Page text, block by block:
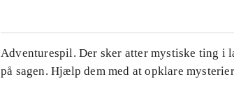
Adventurespil. Der sker atter mystiske ting i
på sagen. Hjælp dem med at opklare